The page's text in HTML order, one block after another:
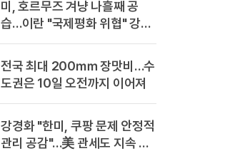
미, 호르무즈 겨냥 나흘째 공
습…이란 "국제평화 위협" 강력
반발
전국 최대 200㎜ 장맛비…수
도권은 10일 오전까지 이어져
강경화 "한미, 쿠팡 문제 안정적
관리 공감"…美 관세도 지속 협